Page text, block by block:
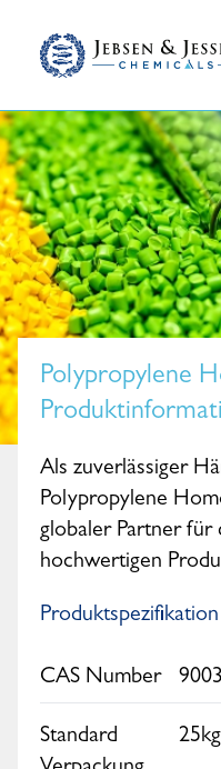
Polypropylene
Als zuverlässiger
Polypropylene
globaler Partner für
hochwertigen
Produktspezifikation
CAS Number
Standard